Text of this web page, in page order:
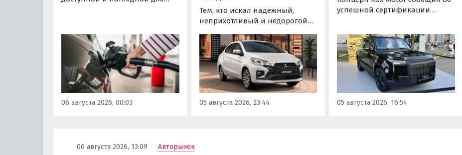
отпускаемого топлива. Это
позволит автовладельцам
осознанно выбрать топливо
определенного класса — от
«Евро-2» до «Евро-5»,
сообщили в Минэнерго РФ.
06 августа 2026, 00:03
Тем, кто искал надежный,
неприхотливый и недорогой
может подойти популярный у
азиатских таксистов седан
Mitsubishi Attrage. В Таиланде
он стоит от 1 380 000 рублей по
текущему курсу, а «частник» из
Екатеринбурга просит за него 1
600 000 рублей, узнали
05 августа 2026, 23:44
успешной сертификации
Модель получила Одобрение
типа транспортного средства
(ОТТС), позволяющее
выпускаться на
калининградском заводе
«Автотор» с российским VIN-
номером.
05 августа 2026, 16:54
06 августа 2026, 13:09 Авторынок